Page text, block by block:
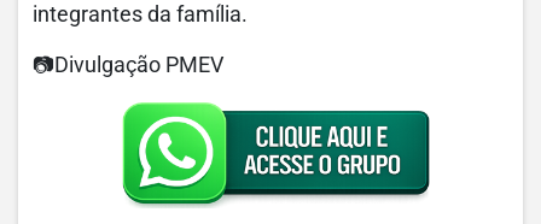
integrantes da família.
📷Divulgação PMEV